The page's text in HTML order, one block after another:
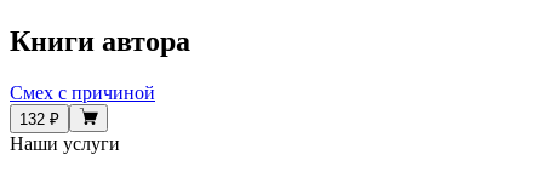
Книги автора
Смех с причиной
132 ₽
Наши услуги